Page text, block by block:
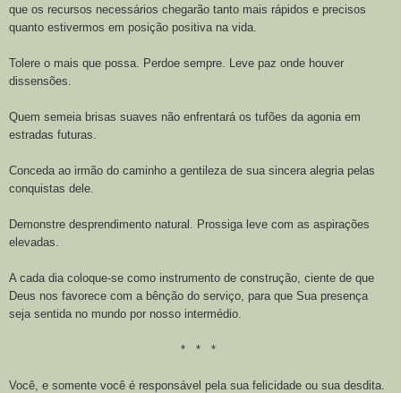
que os recursos necessários chegarão tanto mais rápidos e precisos
quanto estivermos em posição positiva na vida.
Tolere o mais que possa. Perdoe sempre. Leve paz onde houver
dissensões.
Quem semeia brisas suaves não enfrentará os tufões da agonia em
estradas futuras.
Conceda ao irmão do caminho a gentileza de sua sincera alegria pelas
conquistas dele.
Demonstre desprendimento natural. Prossiga leve com as aspirações
elevadas.
A cada dia coloque-se como instrumento de construção, ciente de que
Deus nos favorece com a bênção do serviço, para que Sua presença
seja sentida no mundo por nosso intermédio.
* * *
Você, e somente você é responsável pela sua felicidade ou sua desdita.